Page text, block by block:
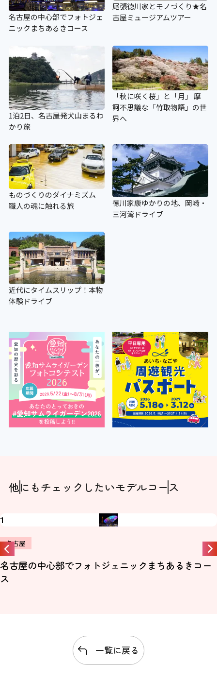
名古屋の中心部でフォトジェ
ニックまちあるきコース
尾張徳川家とモノづくり★名
古屋ミュージアムツアー
1泊2日、名古屋発犬山まるわ
かり旅
「秋に咲く桜」と「月」 摩
訶不思議な「竹取物語」の世
界へ
ものづくりのダイナミズム
職人の魂に触れる旅
徳川家康ゆかりの地、岡崎・
三河湾ドライブ
近代にタイムスリップ！本物
体験ドライブ
他にもチェックしたいモデルコース
2
名古屋
尾張徳川家とモノづくり★名古屋ミュージアムツア
ー
一覧に戻る